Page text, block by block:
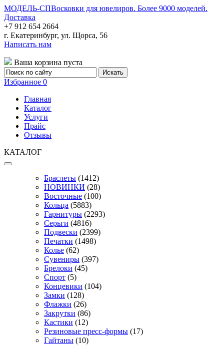
МОДЕЛЬ-СПВосковки для ювелиров. Более 9000 моделей.
Доставка
+7 912 654 2664
г. Екатеринбург, ул. Щорса, 56
Написать нам
Ваша корзина пуста
Избранное 0
Главная
Каталог
Услуги
Прайс
Отзывы
КАТАЛОГ
Браслеты (1412)
НОВИНКИ (28)
Восточные (100)
Кольца (5883)
Гарнитуры (2293)
Серьги (4816)
Подвески (2399)
Печатки (1498)
Колье (62)
Сувениры (397)
Брелоки (45)
Спорт (5)
Концевики (104)
Замки (128)
Флажки (26)
Закрутки (86)
Кастики (12)
Резиновые пресс-формы (17)
Гайтаны (10)